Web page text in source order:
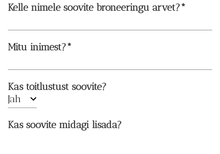
Kelle nimele soovite broneeringu arvet?
Mitu inimest?
Kas toitlustust soovite?
Kas soovite midagi lisada?